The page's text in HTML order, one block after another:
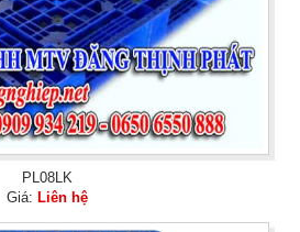
PL08LK
Giá: Liên hệ